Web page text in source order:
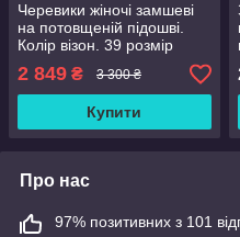
Черевики жіночі замшеві
на потовщеній підошві.
Колір візон. 39 розмір
2 849 ₴ 3 300 ₴
Купити
Про нас
97% позитивних з 101